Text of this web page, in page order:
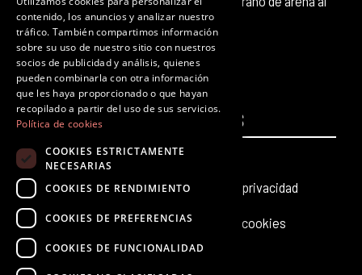
panorama cultural existente.
F
a
c
e
b
o
k
T
w
i
t
t
r
I
n
s
t
a
r
m
Y
o
u
t
u
e
L
i
n
k
e
i
T
k
o
PÁGINAS
Inicio
Producciones teatrales
Últimas noticias
Contacto
LEGALES
Aviso legal
Política de privacidad
Política de cookies
contenido, los anuncios y analizar nuestro
tráfico. También compartimos información
sobre su uso de nuestro sitio con nuestros
socios de publicidad y análisis, quienes
pueden combinarla con otra información
que les haya proporcionado o que hayan
recopilado a partir del uso de sus servicios.
Política de cookies
COOKIES ESTRICTAMENTE
NECESARIAS
COOKIES DE RENDIMIENTO
COOKIES DE PREFERENCIAS
COOKIES DE FUNCIONALIDAD